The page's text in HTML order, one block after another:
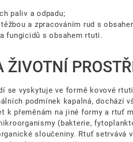
paliv a odpadu;
a zpracováním rud s
fungicidů s obsahem rtuti.
ŽIVOTNÍ
se vyskytuje ve formě kovové
podmínek kapalná, dochází
k přeměnám na jiné formy a rtuť
(bakterie,
sloučeniny. Rtuť setrvává